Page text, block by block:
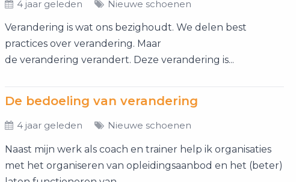
4 jaar geleden Nieuwe schoenen
Verandering is wat ons bezighoudt. We delen best
practices over verandering. Maar
de verandering verandert. Deze verandering is...
De bedoeling van verandering
4 jaar geleden Nieuwe schoenen
Naast mijn werk als coach en trainer help ik organisaties
met het organiseren van opleidingsaanbod en het (beter)